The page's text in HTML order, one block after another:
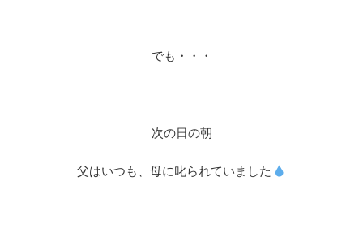
でも・・・
次の日の朝
父はいつも、母に叱られていました